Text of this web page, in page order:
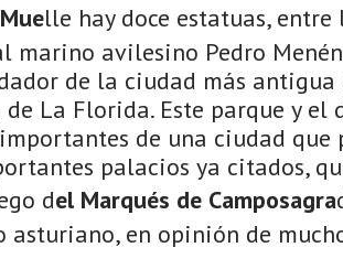
lle hay doce estatuas,
avilesino Pedro
de la ciudad más antigua
La Florida. Este parque y el
de una ciudad que
palacios ya citados,
del Marqués de Camposagra
en opinión de